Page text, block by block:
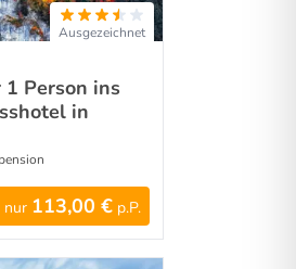
Ausgezeichnet
Person ins
in
nur 113,00 € p.P.